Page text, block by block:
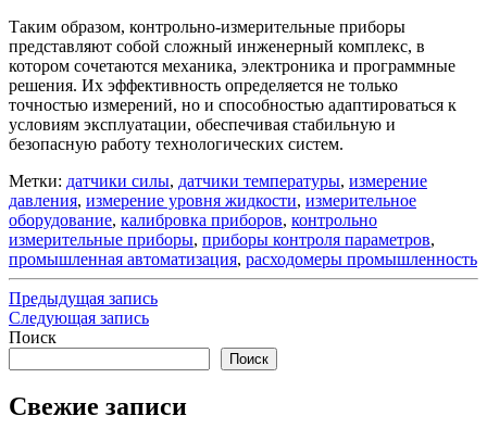
Таким образом, контрольно-измерительные приборы
представляют собой сложный инженерный комплекс, в
котором сочетаются механика, электроника и программные
решения. Их эффективность определяется не только
точностью измерений, но и способностью адаптироваться к
условиям эксплуатации, обеспечивая стабильную и
безопасную работу технологических систем.
Метки: датчики силы, датчики температуры, измерение
давления, измерение уровня жидкости, измерительное
оборудование, калибровка приборов, контрольно
измерительные приборы, приборы контроля параметров,
промышленная автоматизация, расходомеры промышленность
Навигация
по
Предыдущая
запись
Предыдущая запись
Следующая
запись
Следующая запись
Поиск
Поиск
Свежие записи